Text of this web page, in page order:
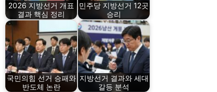
2026 지방선거 개표
결과 핵심 정리
민주당 지방선거 12곳
승리
국민의힘 선거 승패와
반도체 논란
지방선거 결과와 세대
갈등 분석